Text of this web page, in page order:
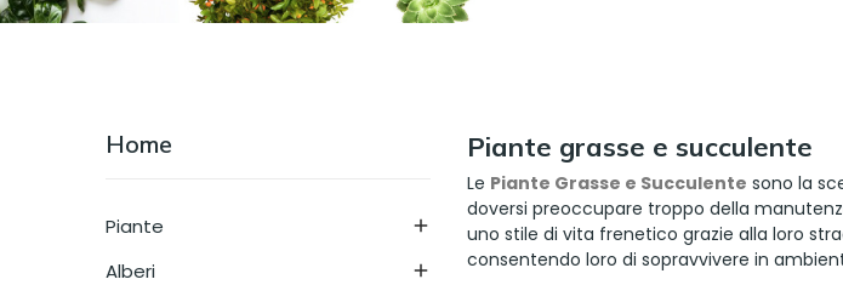
Home
Piante 
Alberi 
Piante grasse e succulente
Le Piante Grasse e Succulente sono la
doversi preoccupare troppo della
uno stile di vita frenetico grazie alla loro
consentendo loro di sopravvivere in